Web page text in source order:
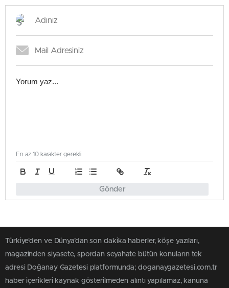
Gönder
En az 10 karakter gerekli
Türkiye'den ve Dünya’dan son dakika haberler, köşe yazıları,
magazinden siyasete, spordan seyahate bütün konuların tek
adresi Doğanay Gazetesi platformunda; doganaygazetesi.com.tr
haber içerikleri kaynak gösterilmeden alıntı yapılamaz, kanuna